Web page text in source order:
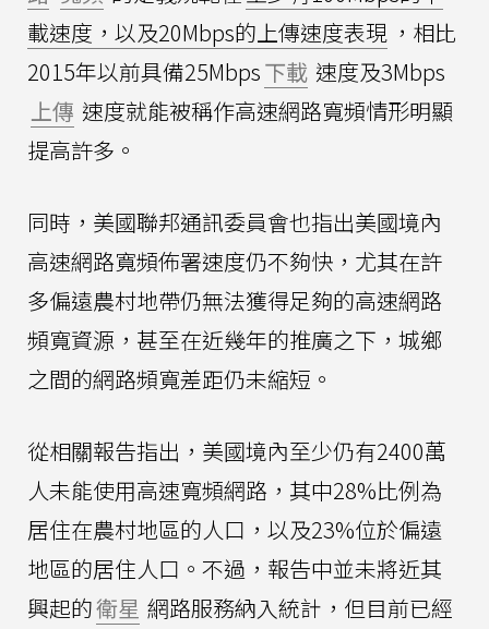
載速度，以及20Mbps的上傳速度表現 ，相比
2015年以前具備25Mbps下載 速度及3Mbps
上傳 速度就能被稱作高速網路寬頻情形明顯
提高許多。
同時，美國聯邦通訊委員會也指出美國境內
高速網路寬頻佈署速度仍不夠快，尤其在許
多偏遠農村地帶仍無法獲得足夠的高速網路
頻寬資源，甚至在近幾年的推廣之下，城鄉
之間的網路頻寬差距仍未縮短。
從相關報告指出，美國境內至少仍有2400萬
人未能使用高速寬頻網路，其中28%比例為
居住在農村地區的人口，以及23%位於偏遠
地區的居住人口。不過，報告中並未將近其
興起的衛星 網路服務納入統計，但目前已經